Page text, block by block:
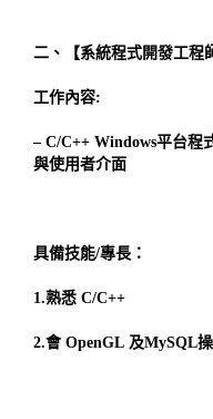
二、【系統程式開發工程
工作內容:
– C/C++ Windows平台程
與使用者介面
具備技能/專長：
1.熟悉 C/C++
2.會 OpenGL 及MySQL